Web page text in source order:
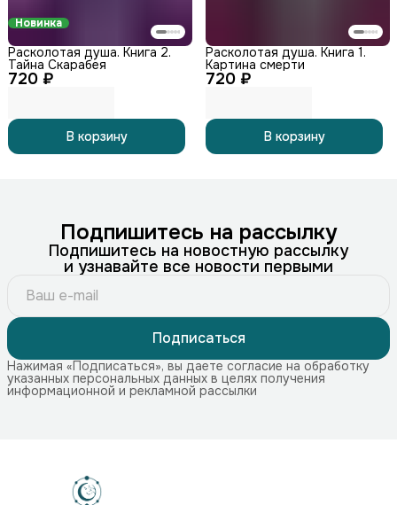
Новинка
720 ₽
Расколотая душа. Книга 2.
Тайна Скарабея
В корзину
720 ₽
Расколотая душа. Книга 1.
Картина смерти
В корзину
Подпишитесь на рассылку
Подпишитесь на новостную рассылку
и узнавайте все новости первыми
Подписаться
Нажимая «Подписаться», вы даете согласие на обработку
указанных персональных данных в целях получения
информационной и рекламной рассылки